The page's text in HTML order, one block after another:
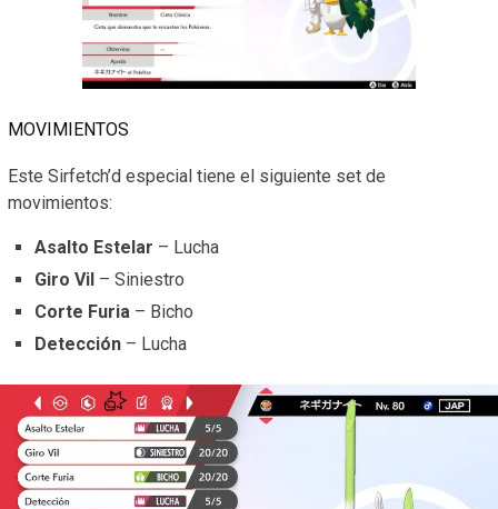
MOVIMIENTOS
Este Sirfetch’d especial tiene el siguiente set de
movimientos:
Asalto Estelar – Lucha
Giro Vil – Siniestro
Corte Furia – Bicho
Detección – Lucha